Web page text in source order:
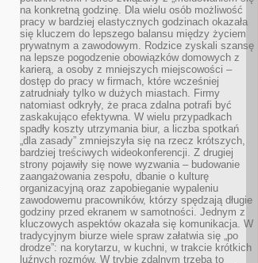
na konkretną godzinę. Dla wielu osób możliwość
pracy w bardziej elastycznych godzinach okazała
się kluczem do lepszego balansu między życiem
prywatnym a zawodowym. Rodzice zyskali szansę
na lepsze pogodzenie obowiązków domowych z
karierą, a osoby z mniejszych miejscowości –
dostęp do pracy w firmach, które wcześniej
zatrudniały tylko w dużych miastach. Firmy
natomiast odkryły, że praca zdalna potrafi być
zaskakująco efektywna. W wielu przypadkach
spadły koszty utrzymania biur, a liczba spotkań
„dla zasady” zmniejszyła się na rzecz krótszych,
bardziej treściwych wideokonferencji. Z drugiej
strony pojawiły się nowe wyzwania – budowanie
zaangażowania zespołu, dbanie o kulturę
organizacyjną oraz zapobieganie wypaleniu
zawodowemu pracowników, którzy spędzają długie
godziny przed ekranem w samotności. Jednym z
kluczowych aspektów okazała się komunikacja. W
tradycyjnym biurze wiele spraw załatwia się „po
drodze”: na korytarzu, w kuchni, w trakcie krótkich
luźnych rozmów. W trybie zdalnym trzeba to